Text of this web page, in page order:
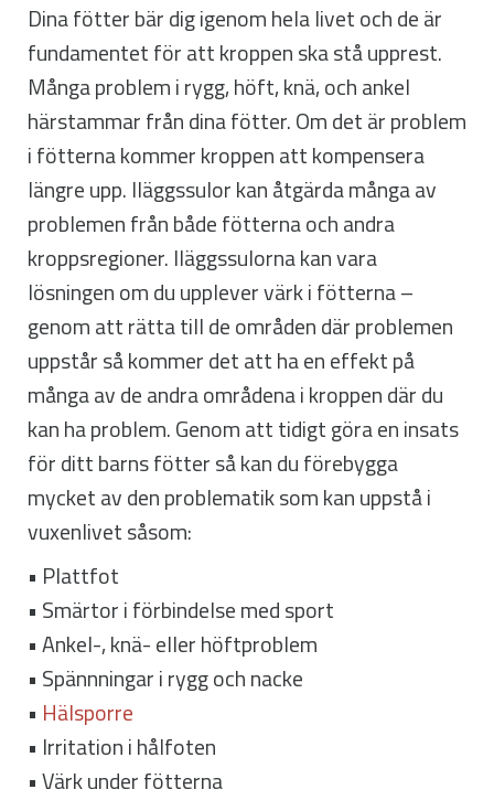
Dina fötter bär dig igenom hela livet och de är
fundamentet för att kroppen ska stå upprest.
Många problem i rygg, höft, knä, och ankel
härstammar från dina fötter. Om det är problem
i fötterna kommer kroppen att kompensera
längre upp. Iläggssulor kan åtgärda många av
problemen från både fötterna och andra
kroppsregioner. Iläggssulorna kan vara
lösningen om du upplever värk i fötterna –
genom att rätta till de områden där problemen
uppstår så kommer det att ha en effekt på
många av de andra områdena i kroppen där du
kan ha problem. Genom att tidigt göra en insats
för ditt barns fötter så kan du förebygga
mycket av den problematik som kan uppstå i
vuxenlivet såsom:
• Plattfot
• Smärtor i förbindelse med sport
• Ankel-, knä- eller höftproblem
• Spännningar i rygg och nacke
• Hälsporre
• Irritation i hålfoten
• Värk under fötterna